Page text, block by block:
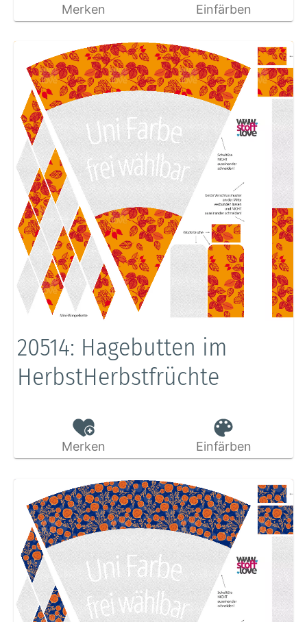
Merken Einfärben
20514: Hagebutten im
HerbstHerbstfrüchte
Merken Einfärben